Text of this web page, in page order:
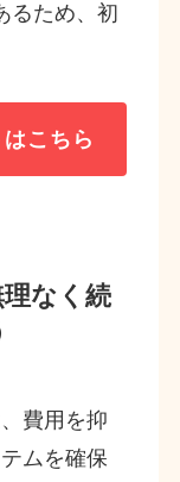
るため、初
こちら
なく続
費用を抑
ムを確保